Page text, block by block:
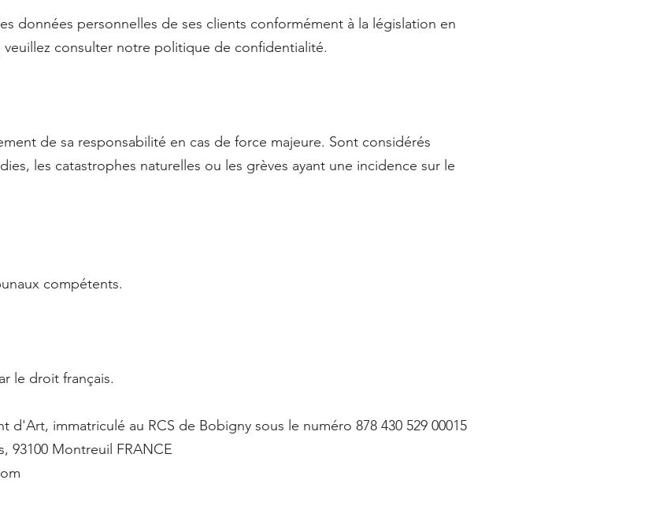
données personnelles de ses clients conformément à la législation en
veuillez consulter notre politique de confidentialité.
de sa responsabilité en cas de force majeure. Sont considérés
les catastrophes naturelles ou les grèves ayant une incidence sur le
compétents.
le droit français.
d'Art, immatriculé au RCS de Bobigny sous le numéro 878 430 529 00015
93100 Montreuil FRANCE